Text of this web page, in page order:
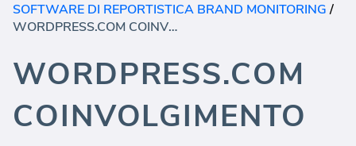
SOFTWARE DI REPORTISTICA BRAND MONITORING/
WORDPRESS.COM COINVOLGIMENTO
WORDPRESS.COM
COINVOLGIMENTO